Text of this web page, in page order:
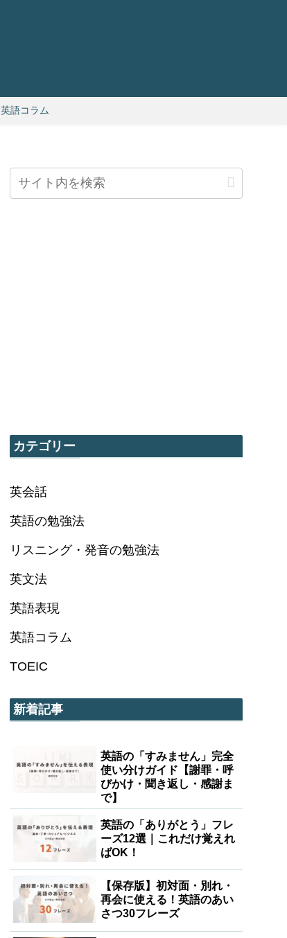
英語コラム
カテゴリー
英会話
英語の勉強法
リスニング・発音の勉強法
英文法
英語表現
英語コラム
TOEIC
新着記事
英語の「すみません」完全
使い分けガイド【謝罪・呼
びかけ・聞き返し・感謝ま
で】
英語の「ありがとう」フレ
ーズ12選｜これだけ覚えれ
ばOK！
【保存版】初対面・別れ・
再会に使える！英語のあい
さつ30フレーズ